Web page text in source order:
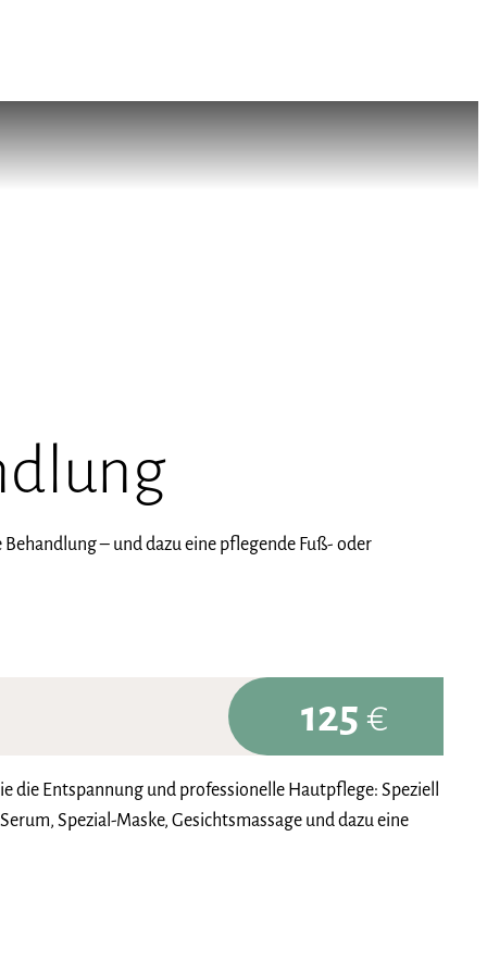
– und dazu eine pflegende Fuß- oder
125 €
die Entspannung und professionelle Hautpflege: Speziell
Spezial-Maske, Gesichtsmassage und dazu eine